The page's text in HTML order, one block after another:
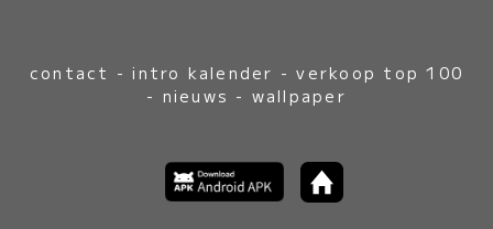
contact -intro kalender -verkoop top 100
- nieuws - wallpaper